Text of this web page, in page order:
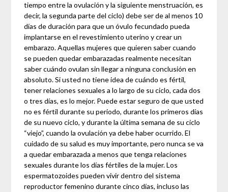
tiempo entre la ovulación y la siguiente menstruación, es
decir, la segunda parte del ciclo) debe ser de al menos 10
días de duración para que un óvulo fecundado pueda
implantarse en el revestimiento uterino y crear un
embarazo. Aquellas mujeres que quieren saber cuando
se pueden quedar embarazadas realmente necesitan
saber cuándo ovulan sin llegar a ninguna conclusión en
absoluto. Si usted no tiene idea de cuándo es fértil,
tener relaciones sexuales a lo largo de su ciclo, cada dos
o tres días, es lo mejor. Puede estar seguro de que usted
no es fértil durante su periodo, durante los primeros días
de su nuevo ciclo, y durante la última semana de su ciclo
“viejo”, cuando la ovulación ya debe haber ocurrido. El
cuidado de su salud es muy importante, pero nunca se va
a quedar embarazada a menos que tenga relaciones
sexuales durante los días fértiles de la mujer. Los
espermatozoides pueden vivir dentro del sistema
reproductor femenino durante cinco días, incluso las